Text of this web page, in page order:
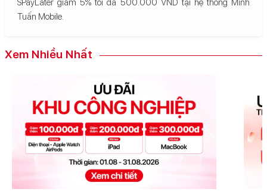
SPayLater giảm 5% tối đa 500.000 VND tại hệ thống Minh
Tuấn Mobile.
Xem Nhiều Nhất